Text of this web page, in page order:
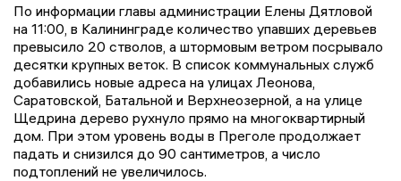
По информации главы администрации Елены Дятловой
на 11:00, в Калининграде количество упавших деревьев
превысило 20 стволов, а штормовым ветром посрывало
десятки крупных веток. В список коммунальных служб
добавились новые адреса на улицах Леонова,
Саратовской, Батальной и Верхнеозерной, а на улице
Щедрина дерево рухнуло прямо на многоквартирный
дом. При этом уровень воды в Преголе продолжает
падать и снизился до 90 сантиметров, а число
подтоплений не увеличилось.